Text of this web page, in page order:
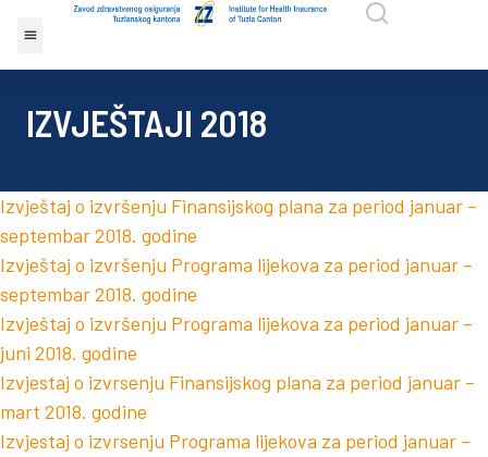
IZVJEŠTAJI 2018
Izvještaj o izvršenju Finansijskog plana za period januar –
septembar 2018. godine
Izvještaj o izvršenju Programa lijekova za period januar –
septembar 2018. godine
Izvještaj o izvršenju Programa lijekova za period januar –
juni 2018. godine
Izvjestaj o izvrsenju Finansijskog plana za period januar –
mart 2018. godine
Izvjestaj o izvrsenju Programa lijekova za period januar –